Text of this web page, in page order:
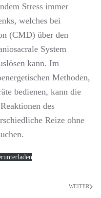
Stress immer
welches bei
(CMD) über den
System
kann. Im
Methoden,
bedienen, kann die
des
Reize ohne
WEITER